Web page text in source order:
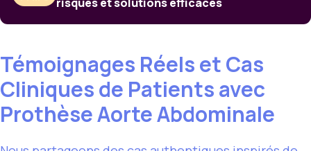
Témoignages Réels et Cas
Cliniques de Patients avec
Prothèse Aorte Abdominale